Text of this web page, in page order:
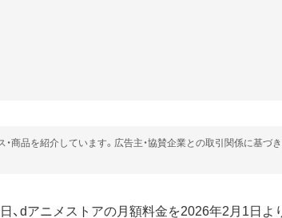
商品を紹介しています。広告主・協賛企業との取引関係に基づ
、dアニメストアの月額料金を2026年2月1日よ